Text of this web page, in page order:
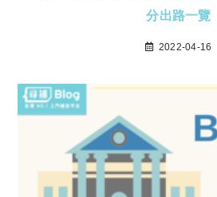
分出路一覽
2022-04-16